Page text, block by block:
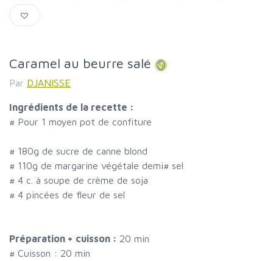
Caramel au beurre salé
Par DJANISSE
Ingrédients de la recette :
# Pour 1 moyen pot de confiture
# 180g de sucre de canne blond
# 110g de margarine végétale demi# sel
# 4 c. à soupe de crème de soja
# 4 pincées de fleur de sel
Préparation + cuisson : 20 min
# Cuisson : 20 min